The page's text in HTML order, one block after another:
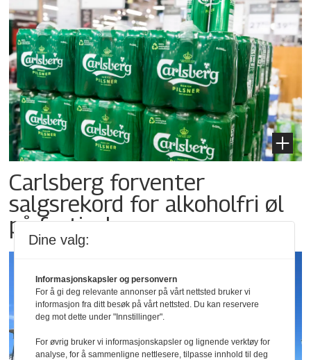
Carlsberg forventer
salgsrekord for alkoholfri øl
på festivaler
Dine valg:
Informasjonskapsler og personvern
For å gi deg relevante annonser på vårt nettsted bruker vi
informasjon fra ditt besøk på vårt nettsted. Du kan reservere
deg mot dette under "Innstillinger".
For øvrig bruker vi informasjonskapsler og lignende verktøy for
analyse, for å sammenligne nettlesere, tilpasse innhold til deg